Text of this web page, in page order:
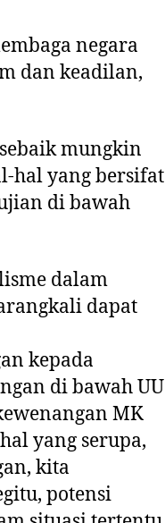
negara
dan keadilan,
mungkin
hal yang bersifat
di bawah
dalam
dapat
kepada
di bawah UU
MK
yang serupa,
kita
potensi